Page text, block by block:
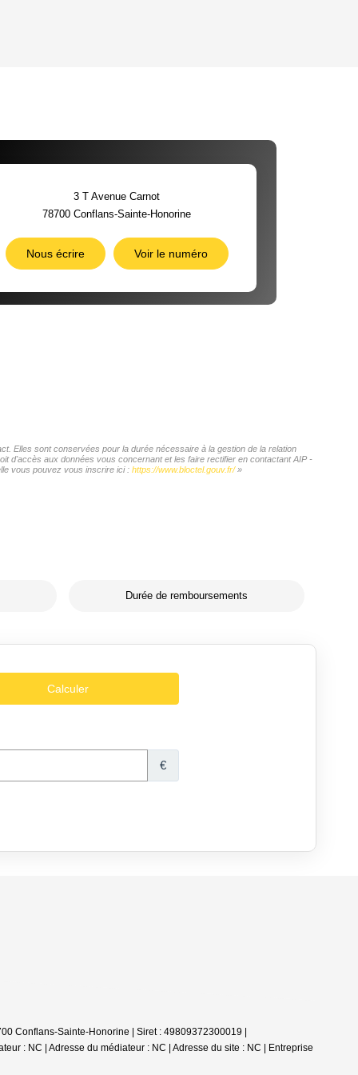
3 T Avenue Carnot
78700Conflans-Sainte-Honorine
Nous écrire Voir le numéro
Elles sont conservées pour la durée nécessaire à la gestion de la relation
d'accès aux données vous concernant et les faire rectifier en contactant AIP -
vous pouvez vous inscrire ici : https://www.bloctel.gouv.fr/»
Durée de remboursements
Conflans-Sainte-Honorine | Siret : 49809372300019 |
: NC | Adresse du médiateur : NC | Adresse du site : NC |
Entreprise